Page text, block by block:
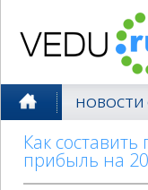
НОВОСТИ
Как
прибыль на